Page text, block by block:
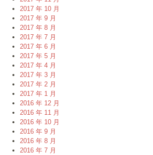
2017 年 10 月
2017 年 9 月
2017 年 8 月
2017 年 7 月
2017 年 6 月
2017 年 5 月
2017 年 4 月
2017 年 3 月
2017 年 2 月
2017 年 1 月
2016 年 12 月
2016 年 11 月
2016 年 10 月
2016 年 9 月
2016 年 8 月
2016 年 7 月